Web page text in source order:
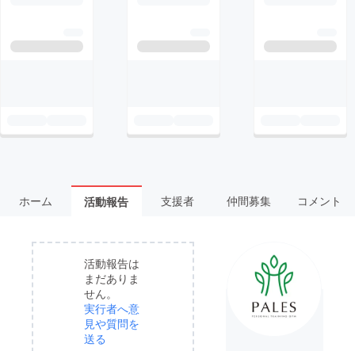
ホーム 活動報告 支援者 仲間募集 コメント
活動報告は
まだありま
せん。
実行者へ意
見や質問を
送る